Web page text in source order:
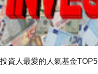
投資人最愛的人氣基金TOP5